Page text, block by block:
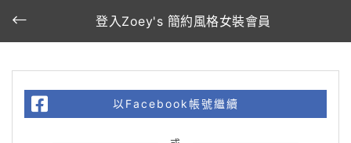
登入Zoey's 簡約風格女裝會員
以Facebook帳號繼續